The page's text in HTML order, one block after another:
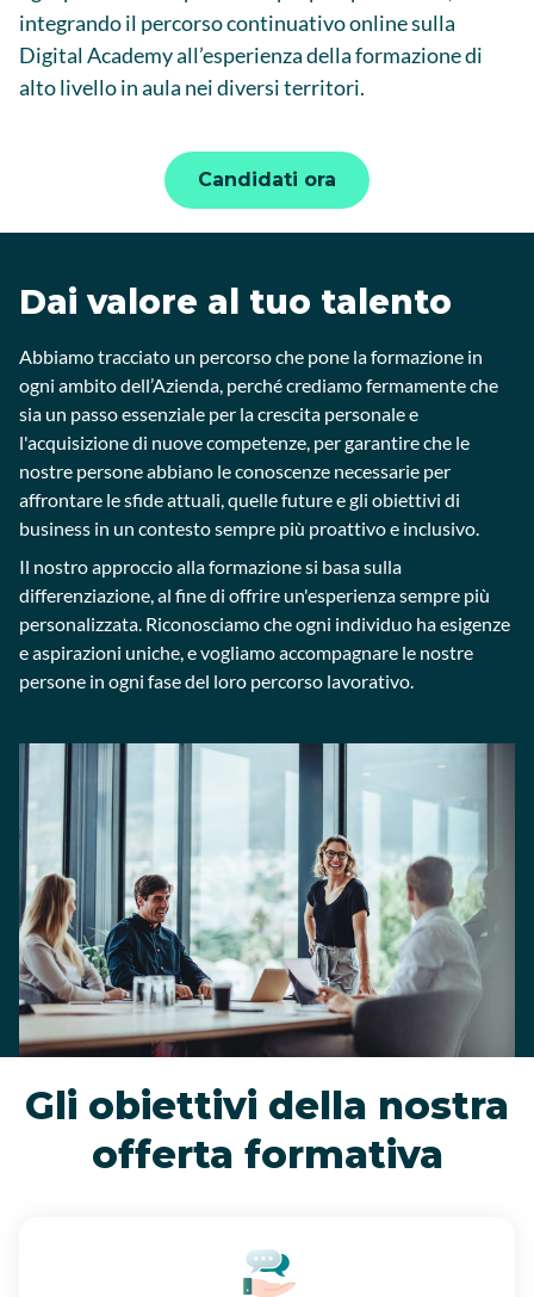
integrando il percorso continuativo online sulla
Digital Academy all’esperienza della formazione di
alto livello in aula nei diversi territori.
Candidati ora
Dai valore al tuo talento
Abbiamo tracciato un percorso che pone la formazione in
ogni ambito dell’Azienda, perché crediamo fermamente che
sia un passo essenziale per la crescita personale e
l'acquisizione di nuove competenze, per garantire che le
nostre persone abbiano le conoscenze necessarie per
affrontare le sfide attuali, quelle future e gli obiettivi di
business in un contesto sempre più proattivo e inclusivo.
Il nostro approccio alla formazione si basa sulla
differenziazione, al fine di offrire un'esperienza sempre più
personalizzata. Riconosciamo che ogni individuo ha esigenze
e aspirazioni uniche, e vogliamo accompagnare le nostre
persone in ogni fase del loro percorso lavorativo.
Gli obiettivi della nostra
offerta formativa